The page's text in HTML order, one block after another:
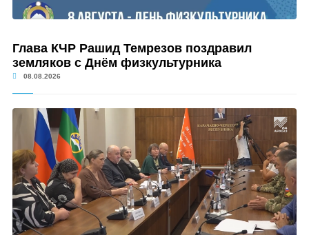
Глава КЧР Рашид Темрезов поздравил
земляков с Днём физкультурника
08.08.2026